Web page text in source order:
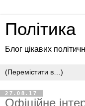
Політика
Блог цікавих
27.08.17
Офіційне